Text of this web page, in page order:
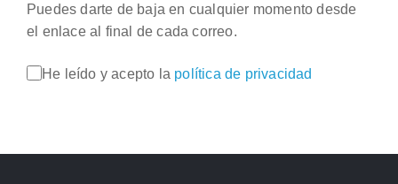
Puedes darte de baja en cualquier momento desde
el enlace al final de cada correo.
He leído y acepto la política de privacidad